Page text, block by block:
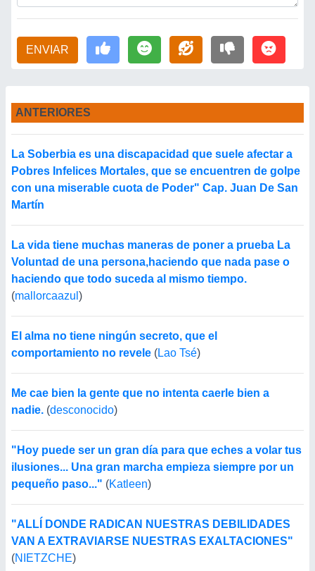
ENVIAR
ANTERIORES
La Soberbia es una discapacidad que suele afectar a
Pobres Infelices Mortales, que se encuentren de golpe
con una miserable cuota de Poder" Cap. Juan De San
Martín
La vida tiene muchas maneras de poner a prueba La
Voluntad de una persona,haciendo que nada pase o
haciendo que todo suceda al mismo tiempo.
(mallorcaazul )
El alma no tiene ningún secreto, que el
comportamiento no revele (Lao Tsé)
Me cae bien la gente que no intenta caerle bien a
nadie. (desconocido)
"Hoy puede ser un gran día para que eches a volar tus
ilusiones... Una gran marcha empieza siempre por un
pequeño paso..." (Katleen)
"ALLÍ DONDE RADICAN NUESTRAS DEBILIDADES
VAN A EXTRAVIARSE NUESTRAS EXALTACIONES"
(NIETZCHE)